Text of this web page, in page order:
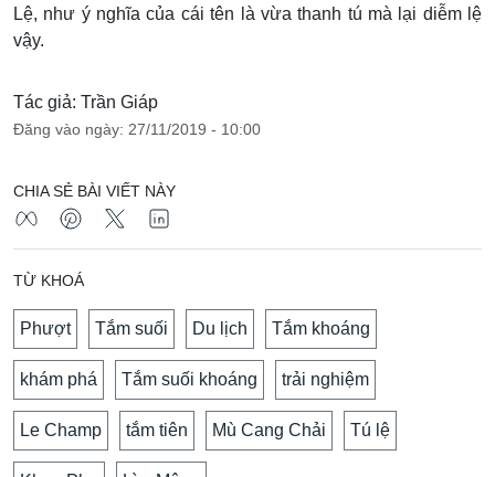
Lệ, như ý nghĩa của cái tên là vừa thanh tú mà lại diễm lệ
vậy.
Tác giả: Trần Giáp
Đăng vào ngày: 27/11/2019 - 10:00
CHIA SẺ BÀI VIẾT NÀY
TỪ KHOÁ
Phượt Tắm suối Du lịch Tắm khoáng
khám phá Tắm suối khoáng trải nghiệm
Le Champ tắm tiên Mù Cang Chải Tú lệ